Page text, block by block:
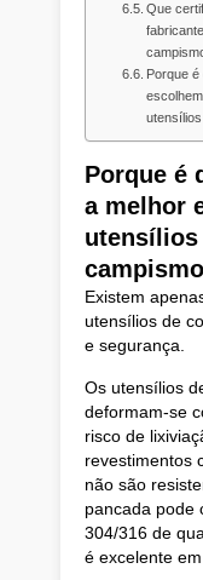
Que
Porque
Porque é
a melhor
utensílios
Existem
utensílios de
e segurança.
Os utensílios
deformam-se
risco de
revestimentos
não são
pancada pode
304/316 de
é excelente